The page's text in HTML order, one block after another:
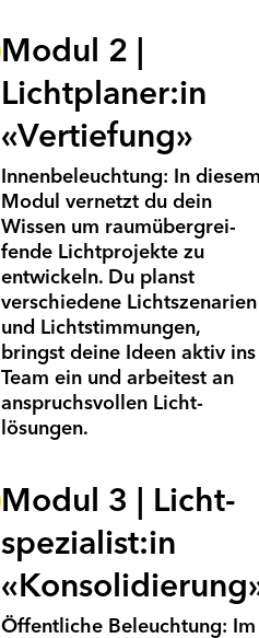
Modul 2 |
Lichtplaner:in
«Vertiefung»
Innenbeleuchtung: In
Modul vernetzt du dein
Wissen um raum­über­grei­
fende Lichtprojekte zu
entwickeln. Du planst
verschiedene Licht­szenarien
und Licht­stimmun­gen,
bringst deine Ideen aktiv ins
Team ein und ar­bei­test an
an­spruchs­vollen Licht­
lösungen.
Modul 3 | Licht­
spezialist:in
Öffentliche Beleuchtung: Im